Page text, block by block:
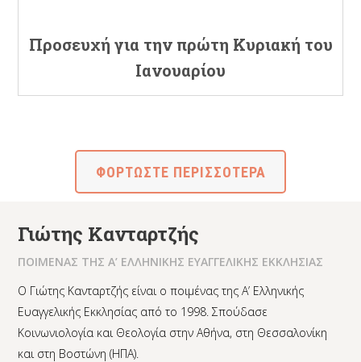
Προσευχή για την πρώτη Κυριακή του
Ιανουαρίου
ΦΟΡΤΩΣΤΕ ΠΕΡΙΣΣΟΤΕΡΑ
Γιώτης Κανταρτζής
ΠΟΙΜΕΝΑΣ ΤΗΣ Α’ ΕΛΛΗΝΙΚΗΣ ΕΥΑΓΓΕΛΙΚΗΣ ΕΚΚΛΗΣΙΑΣ
Ο Γιώτης Κανταρτζής είναι ο ποιμένας της Α’ Ελληνικής
Ευαγγελικής Εκκλησίας από το 1998. Σπούδασε
Κοινωνιολογία και Θεολογία στην Αθήνα, στη Θεσσαλονίκη
και στη Βοστώνη (ΗΠΑ).